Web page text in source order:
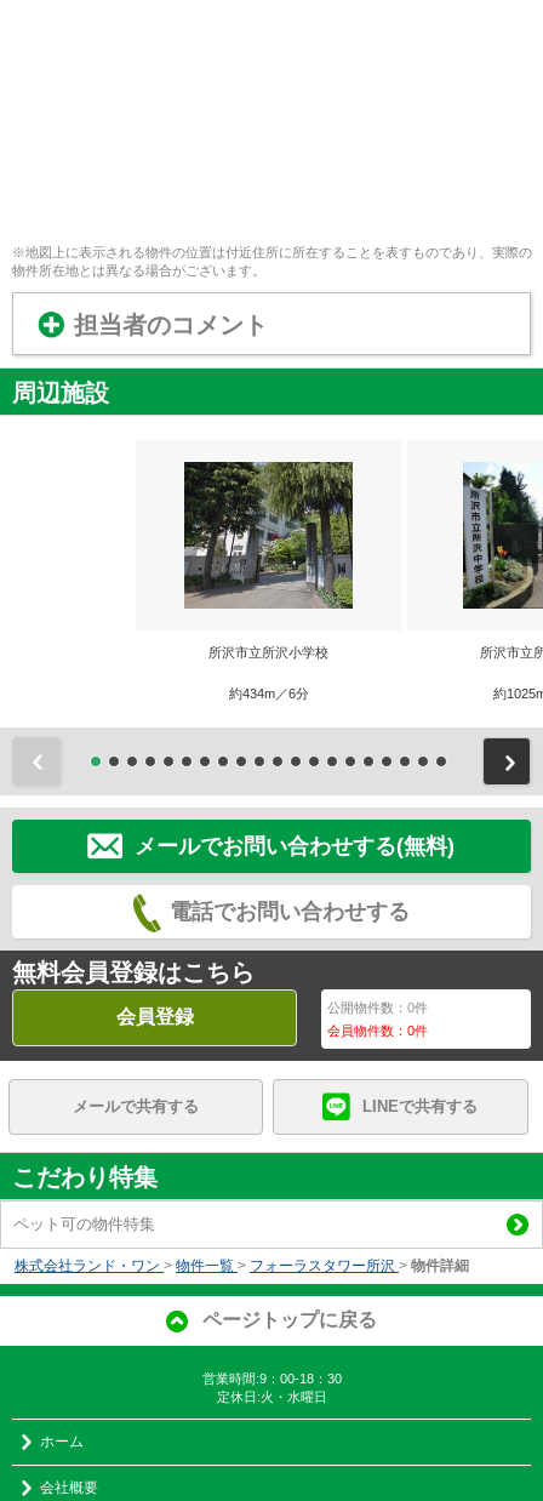
※地図上に表示される物件の位置は付近住所に所在することを表すものであり、実際の
物件所在地とは異なる場合がございます。
担当者のコメント
周辺施設
所沢市立所沢小学校
約434m／6分
所沢市立
約
メールでお問い合わせする(無料)
電話でお問い合わせする
無料会員登録はこちら
会員登録 公開物件数：0件
会員物件数：0件
メールで共有する LINEで共有する
こだわり特集
ペット可の物件特集
株式会社ランド・ワン > 物件一覧 > フォーラスタワー所沢 > 物件詳細
ページトップに戻る
営業時間:9：00-18：30
定休日:火・水曜日
ホーム
会社概要